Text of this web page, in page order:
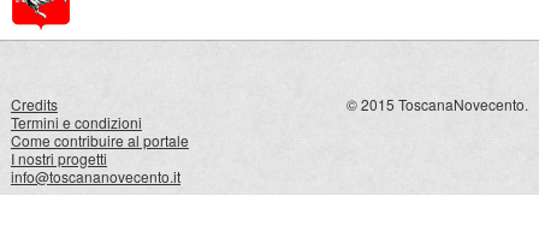
Credits
Termini e condizioni
Come contribuire al portale
I nostri progetti
info@toscananovecento.it
© 2015 ToscanaNovecento.